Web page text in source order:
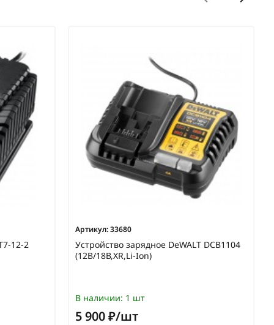
12-2
Артикул:33680
Устройство зарядное DeWALT DCB1104
(12В/18В,XR,Li-Ion)
В наличии: 1 шт
5 900 ₽/шт